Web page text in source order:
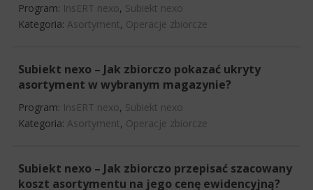
Program: InsERT nexo, Subiekt nexo
Kategoria: Asortyment, Operacje zbiorcze
Subiekt nexo – Jak zbiorczo pokazać ukryty
asortyment w wybranym magazynie?
Program: InsERT nexo, Subiekt nexo
Kategoria: Asortyment, Operacje zbiorcze
Subiekt nexo – Jak zbiorczo przepisać szacowany
koszt asortymentu na jego cenę ewidencyjną?